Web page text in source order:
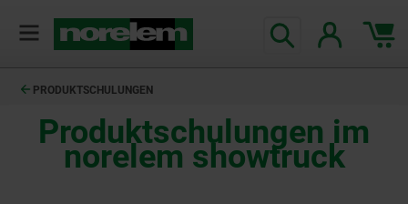
PRODUKTSCHULUNGEN
Produktschulungen im
norelem showtruck